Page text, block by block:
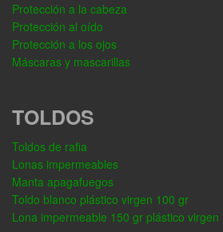
Protección a la cabeza
Protección al oído
Protección a los ojos
Máscaras y mascarillas
TOLDOS
Toldos de rafia
Lonas impermeables
Manta apagafuegos
Toldo blanco plástico virgen 100 gr
Lona impermeable 150 gr plástico virgen